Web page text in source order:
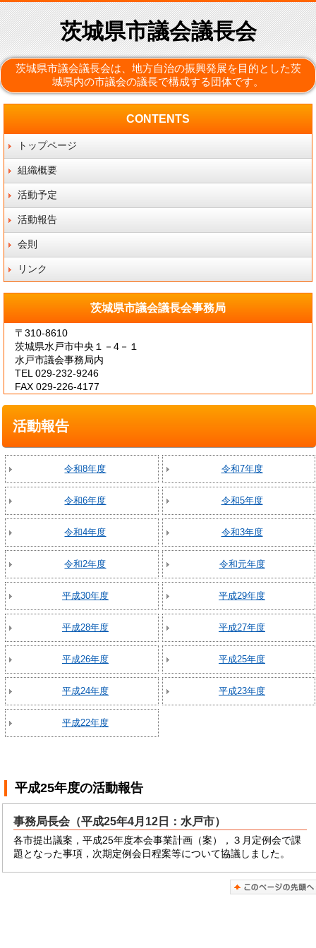
茨城県市議会議長会
茨城県市議会議長会は、地方自治の振興発展を目的とした茨
城県内の市議会の議長で構成する団体です。
CONTENTS
トップページ
組織概要
活動予定
活動報告
会則
リンク
茨城県市議会議長会事務局
〒310-8610
茨城県水戸市中央１－4－１
水戸市議会事務局内
TEL 029-232-9246
FAX 029-226-4177
活動報告
令和8年度 令和7年度
令和6年度 令和5年度
令和4年度 令和3年度
令和2年度 令和元年度
平成30年度 平成29年度
平成28年度 平成27年度
平成26年度 平成25年度
平成24年度 平成23年度
平成22年度
平成25年度の活動報告
事務局長会（平成25年4月12日：水戸市）
各市提出議案，平成25年度本会事業計画（案），３月定例会で課
題となった事項，次期定例会日程案等について協議しました。